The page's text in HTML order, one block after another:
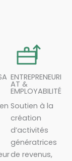
ENTREPRENEURI
AT &
EMPLOYABILITÉ
Soutien à la
création
d’activités
génératrices
de revenus,